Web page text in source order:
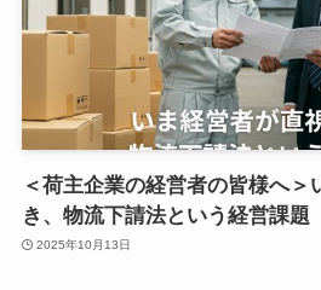
＜荷主企業の経営者の皆様へ＞
き、物流下請法という経営課題
2025年10月13日